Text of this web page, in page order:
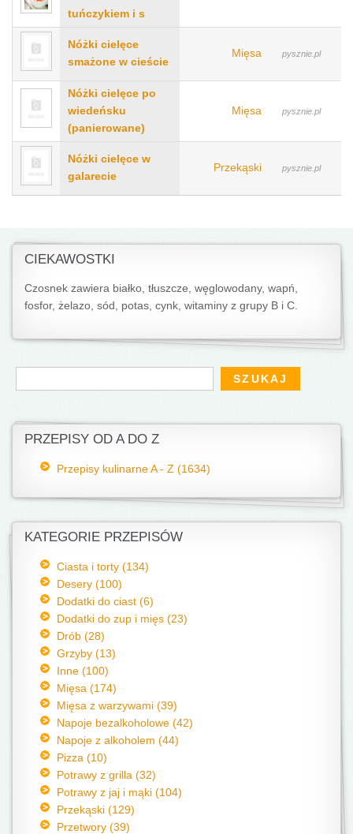
tuńczykiem i s
Nóżki cielęce
smażone w cieście
Mięsa pysznie.pl
Nóżki cielęce po
wiedeńsku
(panierowane)
Mięsa pysznie.pl
Nóżki cielęce w
galarecie
Przekąski pysznie.pl
CIEKAWOSTKI
Czosnek zawiera białko, tłuszcze, węglowodany, wapń,
fosfor, żelazo, sód, potas, cynk, witaminy z grupy B i C.
Formularz wyszukiwania
Szukaj
PRZEPISY OD A DO Z
Przepisy kulinarne A - Z (1634)
KATEGORIE PRZEPISÓW
Ciasta i torty (134)
Desery (100)
Dodatki do ciast (6)
Dodatki do zup i mięs (23)
Drób (28)
Grzyby (13)
Inne (100)
Mięsa (174)
Mięsa z warzywami (39)
Napoje bezalkoholowe (42)
Napoje z alkoholem (44)
Pizza (10)
Potrawy z grilla (32)
Potrawy z jaj i mąki (104)
Przekąski (129)
Przetwory (39)